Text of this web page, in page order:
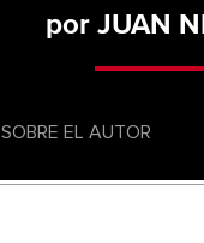
por JUAN
SOBRE EL AUTOR